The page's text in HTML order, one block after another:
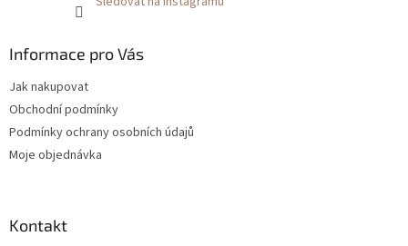
Informace pro Vás
Jak nakupovat
Obchodní podmínky
Podmínky ochrany osobních údajů
Moje objednávka
Kontakt